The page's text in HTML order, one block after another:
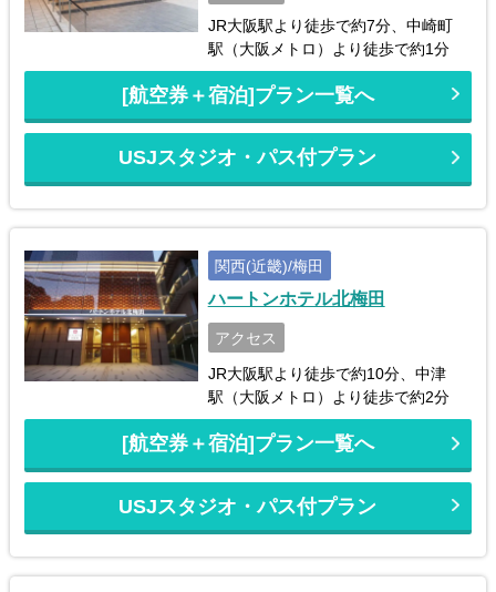
JR大阪駅より徒歩で約7分、中崎町
駅（大阪メトロ）より徒歩で約1分
[航空券＋宿泊]プラン一覧へ
USJスタジオ・パス付プラン
関西(近畿)/梅田
ハートンホテル北梅田
アクセス
JR大阪駅より徒歩で約10分、中津
駅（大阪メトロ）より徒歩で約2分
[航空券＋宿泊]プラン一覧へ
USJスタジオ・パス付プラン